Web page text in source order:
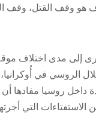
هو وقف القتل، وقف
إلى مدى اختلاف
الروسي في
داخل روسيا مفادها
التي